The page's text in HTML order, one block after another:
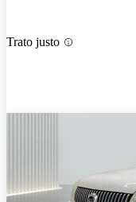
Trato justo